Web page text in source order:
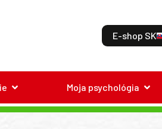
E-shop SK
Moja psychológia